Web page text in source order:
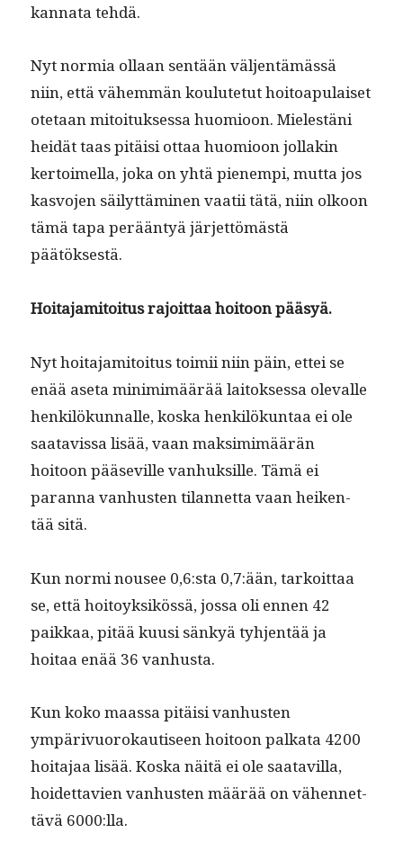
kan­na­ta tehdä.
Nyt normia ollaan sen­tään väl­jen­tämässä
niin, että vähem­män koulute­tut hoitoa­pu­laiset
ote­taan mitoituk­ses­sa huomioon. Mielestäni
hei­dät taas pitäisi ottaa huomioon jol­lakin
ker­toimel­la, joka on yhtä pienem­pi, mut­ta jos
kasvo­jen säi­lyt­tämi­nen vaatii tätä, niin olkoon
tämä tapa perään­tyä jär­jet­tömästä
päätöksestä.
Hoita­jami­toi­tus rajoit­taa hoitoon pääsyä.
Nyt hoita­jami­toi­tus toimii niin päin, ettei se
enää ase­ta min­im­imäärää laitok­ses­sa ole­valle
henkilökun­nalle, kos­ka henkilökun­taa ei ole
saatavis­sa lisää, vaan mak­sim­imäärän
hoitoon pää­seville van­huk­sille. Tämä ei
paran­na van­hus­ten tilan­net­ta vaan heiken­
tää sitä.
Kun nor­mi nousee 0,6:sta 0,7:ään, tarkoit­taa
se, että hoitoyk­sikössä, jos­sa oli ennen 42
paikkaa, pitää kuusi sänkyä tyh­jen­tää ja
hoitaa enää 36 vanhusta.
Kun koko maas­sa pitäisi van­hus­ten
ympärivuorokautiseen hoitoon palkata 4200
hoita­jaa lisää. Kos­ka näitä ei ole saatavil­la,
hoidet­tavien van­hus­ten määrää on vähen­net­
tävä 6000:lla.